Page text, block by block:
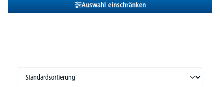
Auswahl einschränken